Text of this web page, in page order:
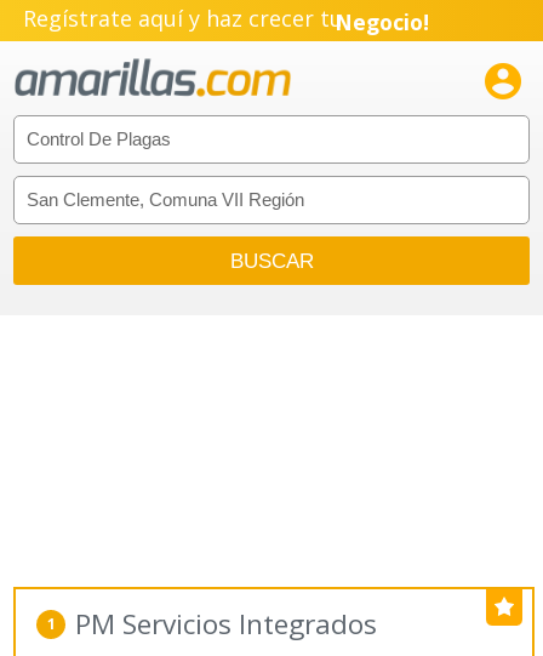
Regístrate aquí y haz crecer tuNegocio!
Emprendimiento!

1 PM Servicios Integrados